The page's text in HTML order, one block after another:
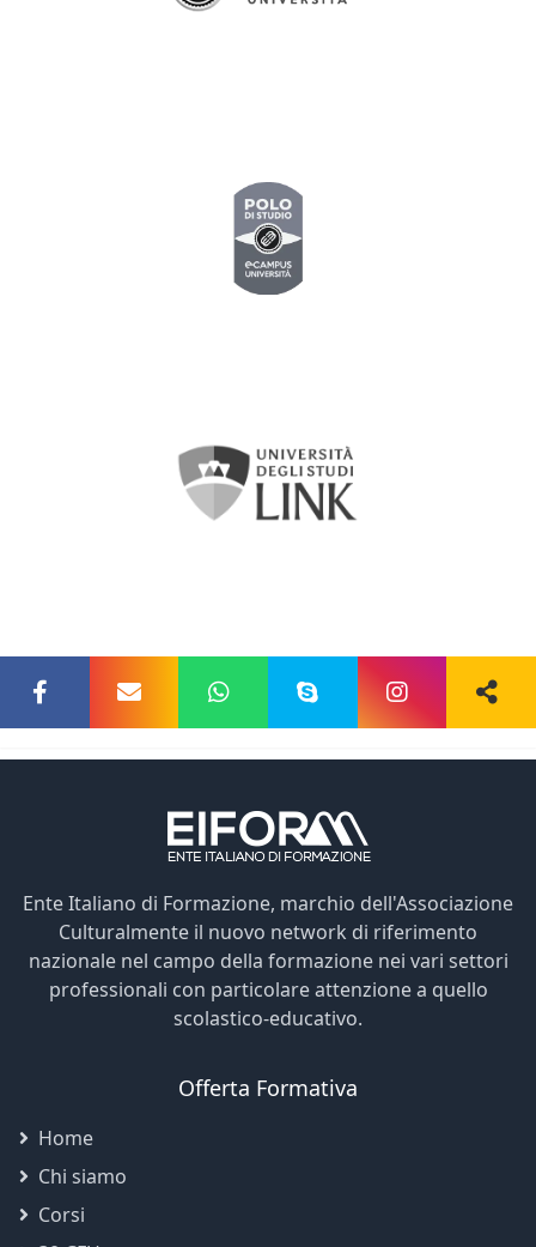
Ente Italiano di Formazione, marchio dell'Associazione
Culturalmente il nuovo network di riferimento
nazionale nel campo della formazione nei vari settori
professionali con particolare attenzione a quello
scolastico-educativo.
Offerta Formativa
Home
Chi siamo
Corsi